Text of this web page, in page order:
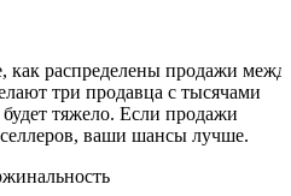
как распределены продажи
три продавца с тысячами
тяжело. Если продажи
ваши шансы лучше.